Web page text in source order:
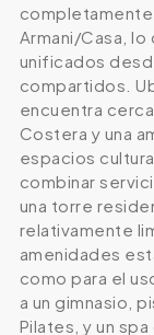
completamente
Armani/Casa, lo
unificados
compartidos.
encuentra
Costera y una
espacios
combinar
una torre
relativamente
amenidades
como para el
a un gimnasio,
Pilates, y un